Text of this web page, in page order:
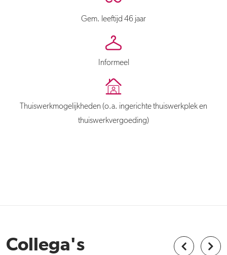
Gem. leeftijd 46 jaar
Informeel
Thuiswerkmogelijkheden (o.a. ingerichte thuiswerkplek en
thuiswerkvergoeding)
Collega's